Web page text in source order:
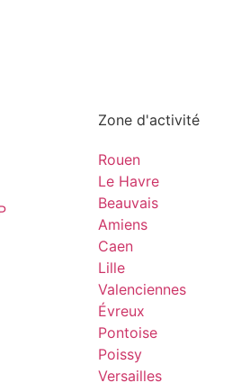
Zone d'activité
Rouen
Le Havre
Beauvais
Amiens
Caen
Lille
Valenciennes
Évreux
Pontoise
Poissy
Versailles